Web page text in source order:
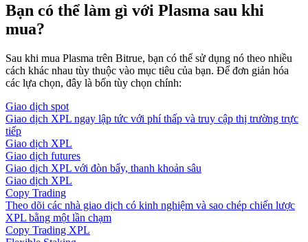
Bạn có thể làm gì với Plasma sau khi
mua?
Sau khi mua Plasma trên Bitrue, bạn có thể sử dụng nó theo nhiều
cách khác nhau tùy thuộc vào mục tiêu của bạn. Để đơn giản hóa
các lựa chọn, đây là bốn tùy chọn chính:
Giao dịch spot
Giao dịch XPL ngay lập tức với phí thấp và truy cập thị trường trực
tiếp
Giao dịch XPL
Giao dịch futures
Giao dịch XPL với đòn bẩy, thanh khoản sâu
Giao dịch XPL
Copy Trading
Theo dõi các nhà giao dịch có kinh nghiệm và sao chép chiến lược
XPL bằng một lần chạm
Copy Trading XPL